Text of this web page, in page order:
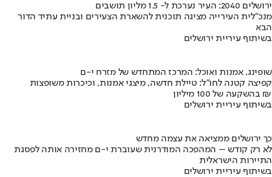
ירושלים 2040: העיר נערכת ל- 1.5 מליון תושבים
מנכ"לית העירייה מציגה תוכנית להשארת הצעירים ובניית עתיד הדור
הבא
בשיתוף עיריית ירושלים
שופינג, אמנות ואוכל: המרכז המתחדש של מזרח י-ם
קפיצה קטנה לחו"ל: טיילת חדשה, מיצגי אמנות, וכיכרות משופצות
בהשקעה של 100 מיליון ₪
בשיתוף עיריית ירושלים
כך ירושלים ממציאה את עצמה מחדש
לא רק קודש – המהפכה המודרנית שעוברת י-ם מחזירה אותה לפסגת
התיירות הישראלית
בשיתוף עיריית ירושלים